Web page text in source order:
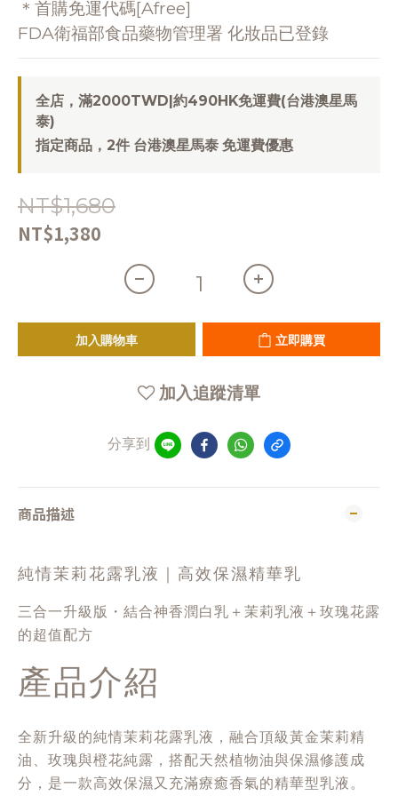
＊首購免運代碼[Afree]
FDA衛福部食品藥物管理署 化妝品已登錄
全店，滿2000TWD|約490HK免運費(台港澳星馬
泰)
指定商品，2件 台港澳星馬泰 免運費優惠
NT$1,680
NT$1,380
加入購物車 立即購買
加入追蹤清單
分享到
商品描述
純情茉莉花露乳液｜高效保濕精華乳
三合一升級版・結合神香潤白乳＋茉莉乳液＋玫瑰花露
的超值配方
產品介紹
全新升級的純情茉莉花露乳液，融合頂級黃金茉莉精
油、玫瑰與橙花純露，搭配天然植物油與保濕修護成
分，是一款高效保濕又充滿療癒香氣的精華型乳液。